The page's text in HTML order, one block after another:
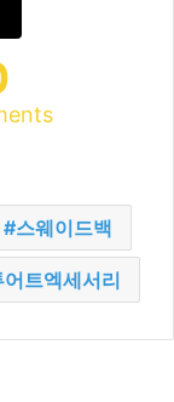
스웨이드백
트엑세서리